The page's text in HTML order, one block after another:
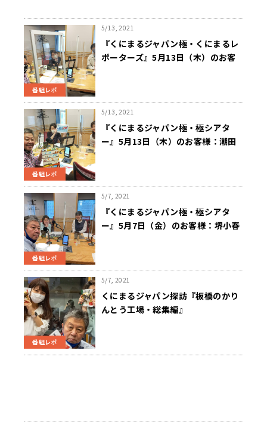
番組レポ
5/13, 2021
『くにまるジャパン極・くにまるレ
ポーターズ』5月13日（木）のお客
番組レポ
5/13, 2021
『くにまるジャパン極・極シアタ
ー』5月13日（木）のお客様：潮田
番組レポ
5/7, 2021
『くにまるジャパン極・極シアタ
ー』5月7日（金）のお客様：堺小春
番組レポ
5/7, 2021
くにまるジャパン探訪『板橋のかり
んとう工場・総集編』